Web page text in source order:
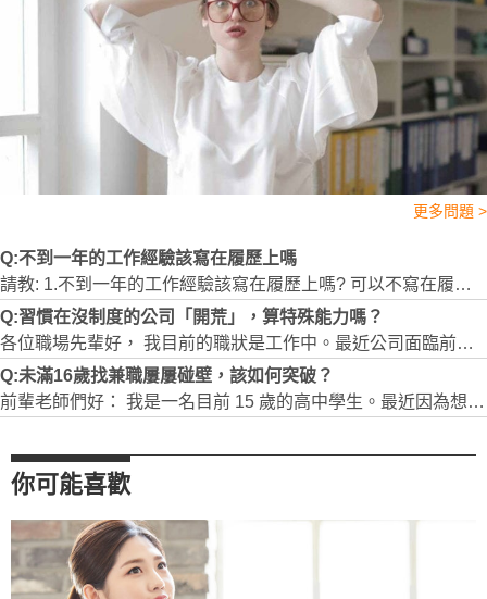
更多問題 >
Q:不到一年的工作經驗該寫在履歷上嗎
請教: 1.不到一年的工作經驗該寫在履歷上嗎? 可以不寫在履歷上嗎?公司HR可以調閱到勞保資料嗎 2.不到一年的工作都是因為人的因素,若被問到,該如實回覆嗎? 擔心被面試者認為抗壓力不夠,建議如何回覆才不會越說越糟 謝謝
Q:習慣在沒制度的公司「開荒」，算特殊能力嗎？
各位職場先輩好， 我目前的職狀是工作中。最近公司面臨前任專職財務離職（決定回事務所），讓我思考了一個問題：待在「有明確規則、制度、SOP」的工作環境會比較輕鬆嗎?畢竟事務所也不是個輕鬆的地方 因為目前工作10年的職位都是「邊走邊摸索」沒有人帶領的角色，突然很好奇這在職場上算是一種特別的抗壓或工作能力嗎？
Q:未滿16歲找兼職屢屢碰壁，該如何突破？
前輩老師們好： 我是一名目前 15 歲的高中學生。最近因為想利用課餘時間分擔家計並累積社會經驗，正積極在 104 平台尋求打工與家教機會，但在求職過程中遇到不少挫折： 1.未滿 16 歲法規與企業限制：投遞許多餐飲、零售門市或補習班助教職缺時，常因未滿 16 歲（勞基法童工規定需要法定代理人同意書及較多限制）而直接被拒絕或已讀不回，即使我都準備完善。 2.家教案件爭取困難：我的學業背景不錯（高中數理實驗班、曾獲競賽獎項），也製作了完整的個人簡歷，但在投遞案件時，往往因缺乏正式教學經驗而被忽視，或因年齡太小而被直接刷掉。 想請教職涯診所的前輩們： 1.像我這個年齡層（15 歲），有哪些合法的管道或特定產業，比較願意給認真的年輕學生兼職機會？ 2.在履歷或應徵訊息中，我該如何突出自己的優勢，來彌補「年齡未滿 16 歲」與「無經驗」的劣勢？ 3.針對家教或伴讀，是否有建議的切入方式或提案技巧？我個人目前都是採低價和年齡與孩童相近這兩點，但貌似並無明顯成效。 非常感謝前輩們撥冗指點！
你可能喜歡